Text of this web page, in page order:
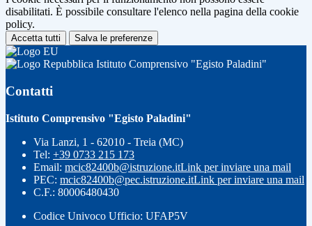
disabilitati. È possibile consultare l'elenco nella pagina della cookie
policy.
Accetta tutti Salva le preferenze
Istituto Comprensivo "Egisto Paladini"
Contatti
Istituto Comprensivo "Egisto Paladini"
Via Lanzi, 1 - 62010 - Treia (MC)
Tel: +39 0733 215 173
Email: mcic82400b@istruzione.itLink per inviare una mail
PEC: mcic82400b@pec.istruzione.itLink per inviare una mail
C.F.: 80006480430
Codice Univoco Ufficio: UFAP5V